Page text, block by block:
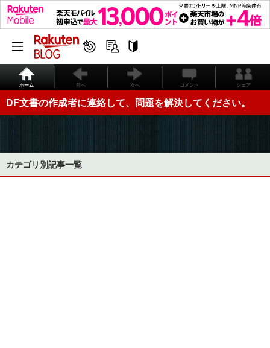
ホーム 前へ 次へ コメント シェア
DF文書の作成者に連絡して、問題を解決してください。
カテゴリ別記事一覧